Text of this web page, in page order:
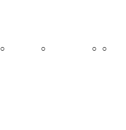
○ ○ ○ ○